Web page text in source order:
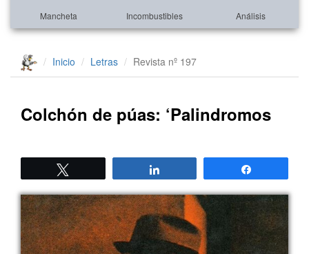
Mancheta Incombustibles Análisis
Inicio Letras Revista nº 197
Colchón de púas: ‘Palindromos